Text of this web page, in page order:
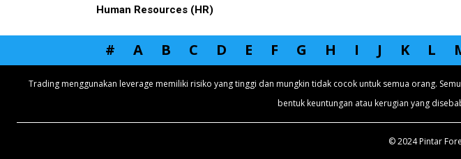
Human Resources (HR)
# A B C D E F G H I J K L
Trading menggunakan leverage memiliki risiko yang tinggi dan mungkin tidak cocok untuk semua orang.
bentuk keuntungan atau kerugian yang
© 2024 Pintar